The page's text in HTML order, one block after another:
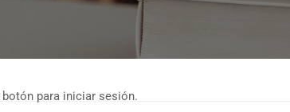
para iniciar sesión.